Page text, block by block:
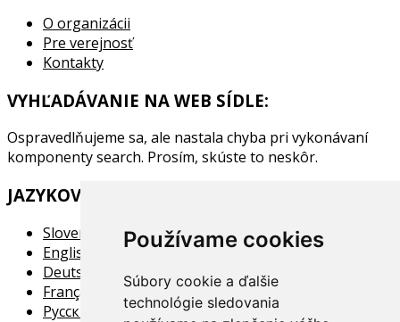
Používame cookies
Súbory cookie a ďalšie
technológie sledovania
O organizácii
Pre verejnosť
Kontakty
VYHĽADÁVANIE NA WEB SÍDLE:
Ospravedlňujeme sa, ale nastala chyba pri vykonávaní
komponenty search. Prosím, skúste to neskôr.
JAZYKOVA MUTACIA:
Slovensky
English
Deutsch
Français
Pусский